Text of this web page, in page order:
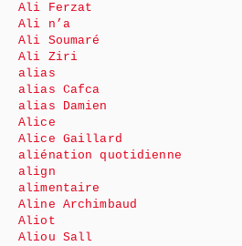
Ali Ferzat
Ali n’a
Ali Soumaré
Ali Ziri
alias
alias Cafca
alias Damien
Alice
Alice Gaillard
aliénation quotidienne
align
alimentaire
Aline Archimbaud
Aliot
Aliou Sall